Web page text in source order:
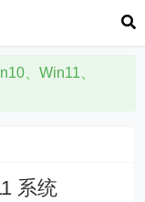
、Win11、
系统